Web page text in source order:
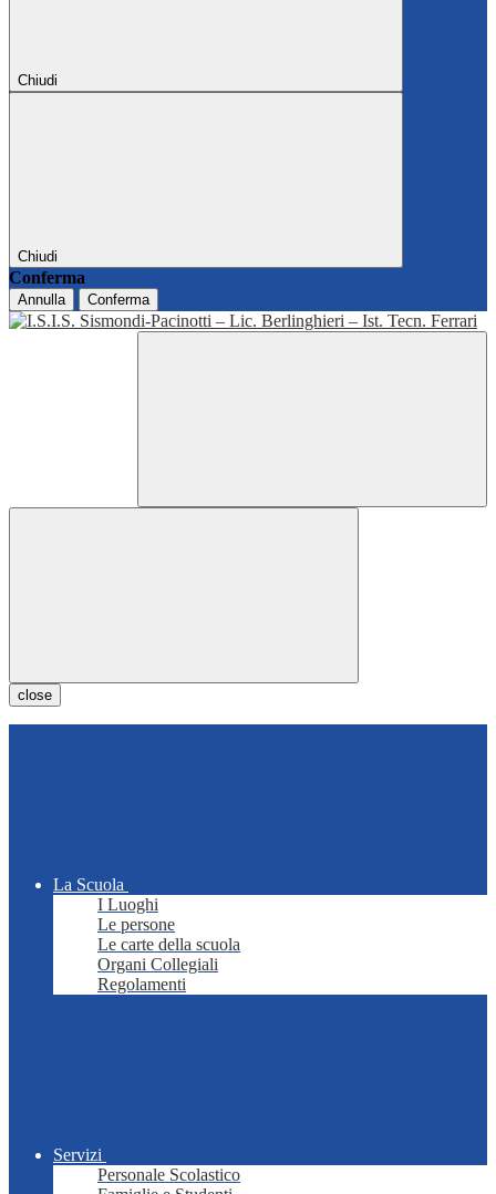
Chiudi
Chiudi
Conferma
Annulla Conferma
close
La Scuola
I Luoghi
Le persone
Le carte della scuola
Organi Collegiali
Regolamenti
Servizi
Personale Scolastico